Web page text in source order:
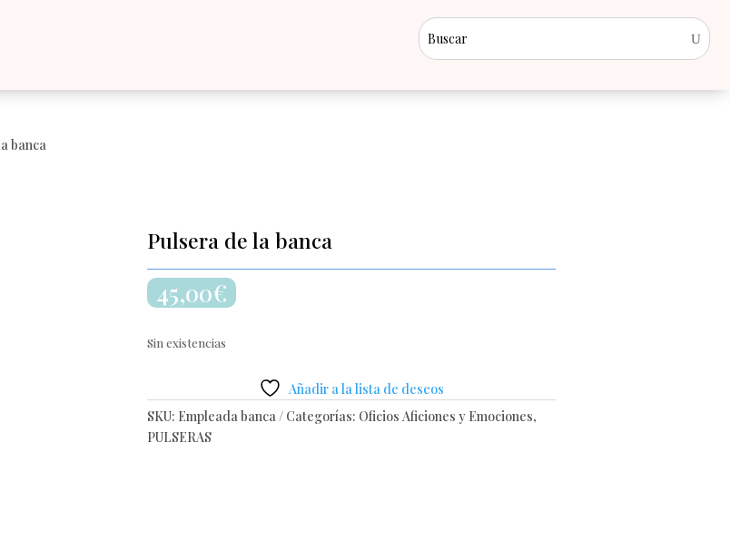
banca
Pulsera de la banca
45,00€
Sin existencias
Añadir a la lista de deseos
SKU: Empleada banca Categorías: Oficios Aficiones y Emociones,
PULSERAS